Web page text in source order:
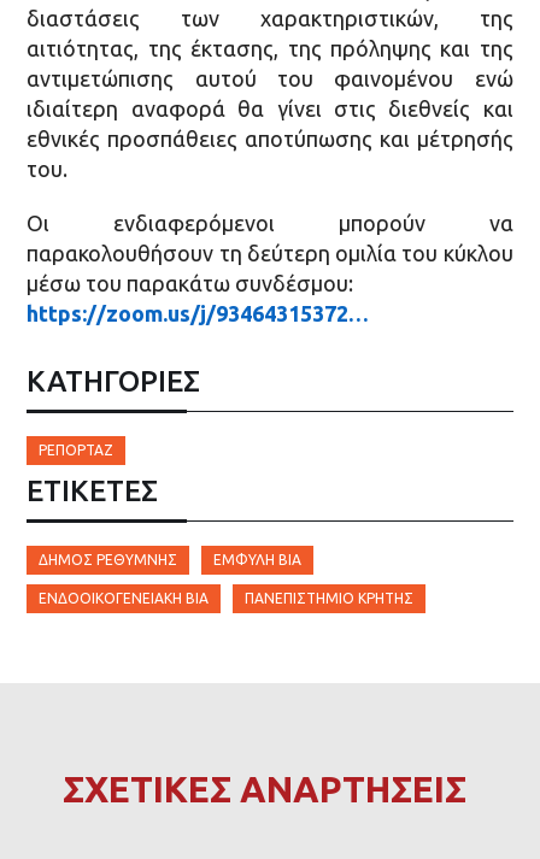
διαστάσεις των χαρακτηριστικών, της
αιτιότητας, της έκτασης, της πρόληψης και της
αντιμετώπισης αυτού του φαινομένου ενώ
ιδιαίτερη αναφορά θα γίνει στις διεθνείς και
εθνικές προσπάθειες αποτύπωσης και μέτρησής
του.
Οι ενδιαφερόμενοι μπορούν να
παρακολουθήσουν τη δεύτερη ομιλία του κύκλου
μέσω του παρακάτω συνδέσμου:
https://zoom.us/j/93464315372…
ΚΑΤΗΓΟΡΙΕΣ
ΡΕΠΟΡΤΆΖ
ΕΤΙΚΈΤΕΣ
ΔΉΜΟΣ ΡΕΘΎΜΝΗΣ ΈΜΦΥΛΗ ΒΊΑ
ΕΝΔΟΟΙΚΟΓΕΝΕΙΑΚΉ ΒΊΑ ΠΑΝΕΠΙΣΤΉΜΙΟ ΚΡΉΤΗΣ
ΣΧΕΤΙΚΕΣ ΑΝΑΡΤΗΣΕΙΣ